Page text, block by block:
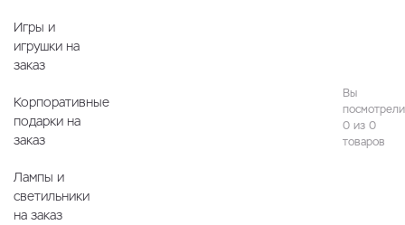
Игры и
игрушки на
заказ
Корпоративные
подарки на
заказ
Лампы и
светильники
на заказ
Вы
посмотрели
0 из 0
товаров